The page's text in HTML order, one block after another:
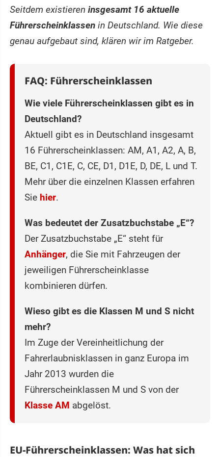
Seitdem existieren insgesamt 16 aktuelle
Führerscheinklassen in Deutschland. Wie diese
genau aufgebaut sind, klären wir im Ratgeber.
FAQ: Führerscheinklassen
Wie viele Führerscheinklassen gibt es in
Deutschland?
Aktuell gibt es in Deutschland insgesamt
16 Führerscheinklassen: AM, A1, A2, A, B,
BE, C1, C1E, C, CE, D1, D1E, D, DE, L und T.
Mehr über die einzelnen Klassen erfahren
Sie hier.
Was bedeutet der Zusatzbuchstabe „E“?
Der Zusatzbuchstabe „E“ steht für
Anhänger, die Sie mit Fahrzeugen der
jeweiligen Führerscheinklasse
kombinieren dürfen.
Wieso gibt es die Klassen M und S nicht
mehr?
Im Zuge der Vereinheitlichung der
Fahrerlaubnisklassen in ganz Europa im
Jahr 2013 wurden die
Führerscheinklassen M und S von der
Klasse AM abgelöst.
EU-Führerscheinklassen: Was hat sich